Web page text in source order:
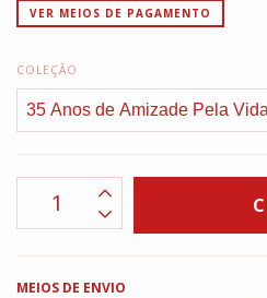
VER MEIOS DE PAGAMENTO
COLEÇÃO
MEIOS DE ENVIO